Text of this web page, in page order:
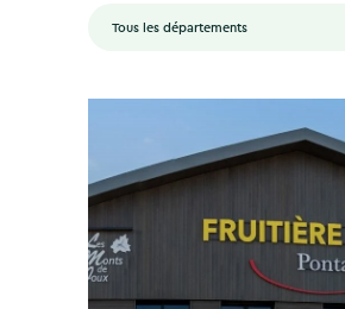
Tous les départements